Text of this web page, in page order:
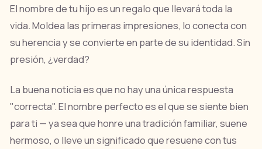
El nombre de tu hijo es un regalo que llevará toda la
vida. Moldea las primeras impresiones, lo conecta con
su herencia y se convierte en parte de su identidad. Sin
presión, ¿verdad?
La buena noticia es que no hay una única respuesta
"correcta". El nombre perfecto es el que se siente bien
para ti — ya sea que honre una tradición familiar, suene
hermoso, o lleve un significado que resuene con tus